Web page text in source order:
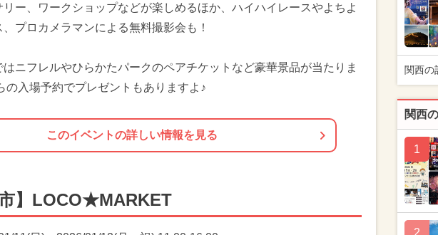
ー、ワークショップなどが楽しめるほか、ハイハイレースやよちよ
プロカメラマンによる無料撮影会も！
はニフレルやひらかたパークのペアチケットなど豪華景品が当たりま
の入場予約でプレゼントもありますよ♪
このイベントの詳しい情報を見る
市】LOCO★MARKET
関西の
関西
1
2